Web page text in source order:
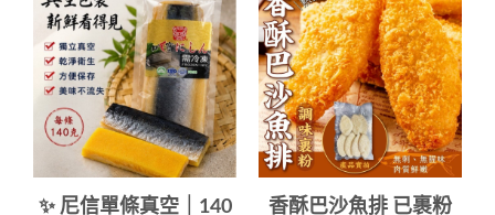
✨ 尼信單條真空｜140
香酥巴沙魚排 已裹粉